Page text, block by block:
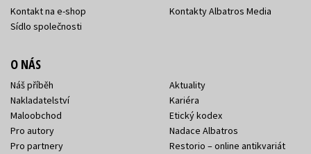
Kontakt na e-shop
Sídlo společnosti
Kontakty Albatros Media
O NÁS
Náš příběh
Nakladatelství
Maloobchod
Pro autory
Pro partnery
Aktuality
Kariéra
Etický kodex
Nadace Albatros
Restorio – online antikvariát